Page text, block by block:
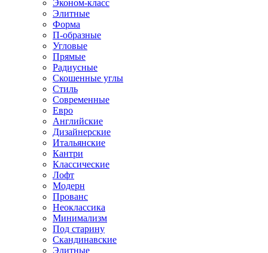
Эконом-класс
Элитные
Форма
П-образные
Угловые
Прямые
Радиусные
Скошенные углы
Стиль
Современные
Евро
Английские
Дизайнерские
Итальянские
Кантри
Классические
Лофт
Модерн
Прованс
Неоклассика
Минимализм
Под старину
Скандинавские
Элитные